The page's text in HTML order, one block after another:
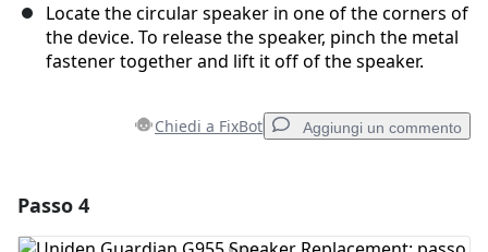
Locate the circular speaker in one of the corners of
the device. To release the speaker, pinch the metal
fastener together and lift it off of the speaker.
Chiedi a FixBot Aggiungi un commento
Passo 4